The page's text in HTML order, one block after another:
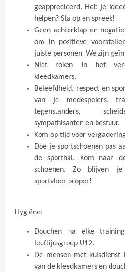
geapprecieerd. Heb je
helpen? Sta op en spreek!
Geen achterklap en
om in positieve
juiste personen. We zijn
Niet roken in het
kleedkamers.
Beleefdheid, respect en
van je medespelers,
tegenstanders,
sympathisanten en bestuur.
Kom op tijd voor
Doe je sportschoenen pas
de sporthal. Kom naar
schoenen. Zo blijven
sportvloer proper!
Hygiëne:
Douchen na elke
leeftijdsgroep U12.
De mensen met
van de kleedkamers en